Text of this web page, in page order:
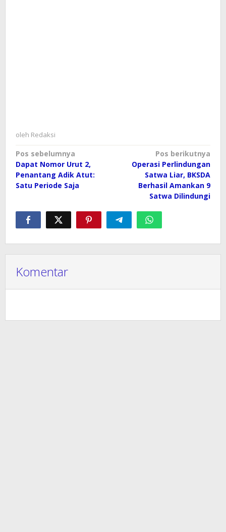
oleh Redaksi
Navigasi
pos
Pos sebelumnya
Dapat Nomor Urut 2,
Penantang Adik Atut:
Satu Periode Saja
Pos berikutnya
Operasi Perlindungan
Satwa Liar, BKSDA
Berhasil Amankan 9
Satwa Dilindungi
Komentar